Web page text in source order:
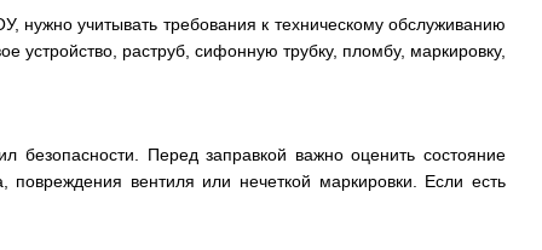
нужно учитывать требования к техническому обслуживанию
устройство, раструб, сифонную трубку, пломбу, маркировку,
безопасности. Перед заправкой важно оценить состояние
повреждения вентиля или нечеткой маркировки. Если есть